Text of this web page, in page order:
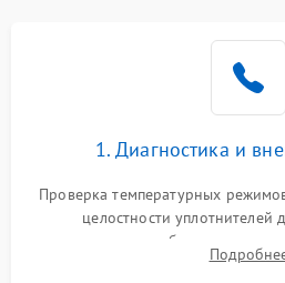
1. Диагностика и
Проверка температурных
целостности уплотнителей
сопротивления обмоток мотора,
считывание кодов ошибок с